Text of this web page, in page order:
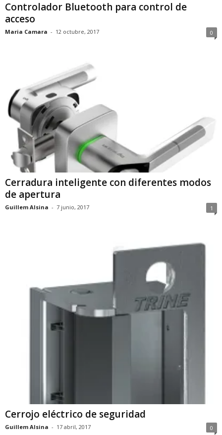
Controlador Bluetooth para control de
acceso
Maria Camara - 12 octubre, 2017 0
Cerradura inteligente con diferentes modos
de apertura
Guillem Alsina - 7 junio, 2017 1
Cerrojo eléctrico de seguridad
Guillem Alsina - 17 abril, 2017 0